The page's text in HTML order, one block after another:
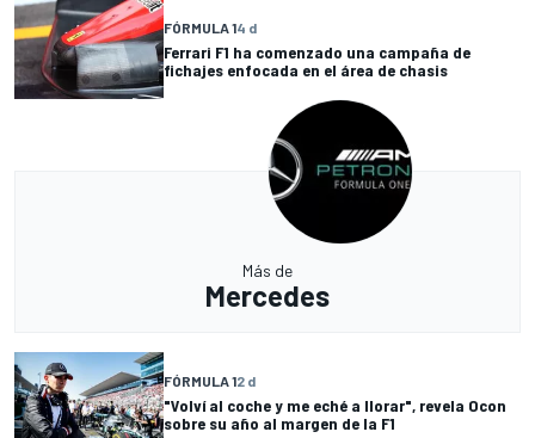
FÓRMULA 14 d
Ferrari F1 ha comenzado una campaña de
fichajes enfocada en el área de chasis
Más de
Mercedes
FÓRMULA 12 d
"Volví al coche y me eché a llorar", revela Ocon
sobre su año al margen de la F1